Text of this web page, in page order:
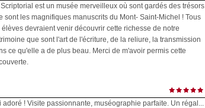
Inscrivez-vous
Horaires et accès
Scriptorial est un musée merveilleux où sont gardés des trésors
sont les magnifiques manuscrits du Mont- Saint-Michel ! Tous
élèves devraient venir découvrir cette richesse de notre
que sont l'art de l'écriture, de la reliure, la transmission
ce qu'elle a de plus beau. Merci de m'avoir permis cette
adoré ! Visite passionnante, muséographie parfaite. Un régal...